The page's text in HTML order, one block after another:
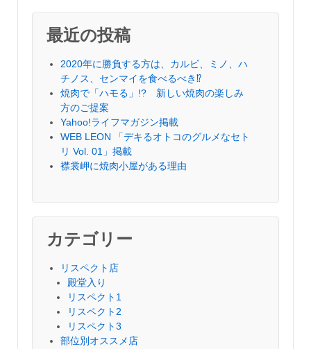
最近の投稿
2020年に勝負する方は、カルビ、ミノ、ハ
チノス、センマイを食べるべき⁉︎
焼肉で「ハモる」!? 新しい焼肉の楽しみ
方のご提案
Yahoo!ライフマガジン掲載
WEB LEON 「デキるオトコのグルメなセト
リ Vol. 01」掲載
襟裳岬に焼肉小屋がある理由
カテゴリー
リスペクト店
殿堂入り
リスペクト1
リスペクト2
リスペクト3
部位別オススメ店